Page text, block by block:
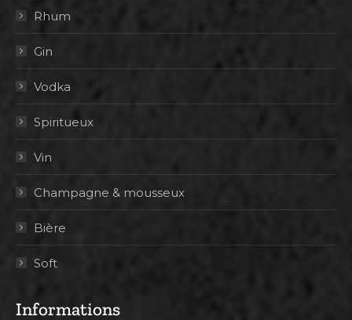
Rhum
Gin
Vodka
Spiritueux
Vin
Champagne & mousseux
Bière
Soft
Informations